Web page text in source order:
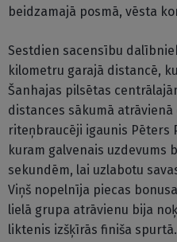
beidzamajā posmā, vēsta
Sestdien sacensību
kilometru garajā distancē,
Šanhajas pilsētas
distances sākumā atrāvienā
riteņbraucēji igaunis Pēters
kuram galvenais uzdevums
sekundēm, lai uzlabotu
Viņš nopelnīja piecas
lielā grupa atrāvienu bija
liktenis izšķīrās finiša spurtā.